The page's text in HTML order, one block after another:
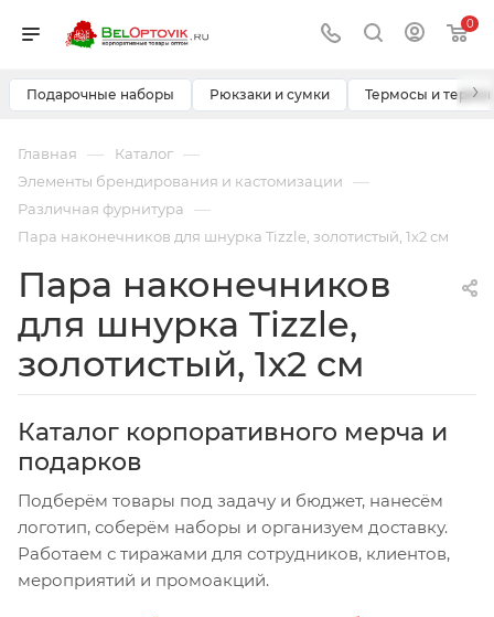
0
Подарочные наборы Рюкзаки и сумки Термосы и ›
Главная — Каталог —
Элементы брендирования и кастомизации —
Различная фурнитура —
Пара наконечников для шнурка Tizzle, золотистый, 1х2 см
Пара наконечников
для шнурка Tizzle,
золотистый, 1х2 см
Каталог корпоративного мерча и
подарков
Подберём товары под задачу и бюджет, нанесём
логотип, соберём наборы и организуем доставку.
Работаем с тиражами для сотрудников, клиентов,
мероприятий и промоакций.